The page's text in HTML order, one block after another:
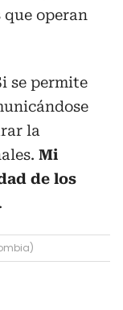
que operan
se permite
la
Mi
de los